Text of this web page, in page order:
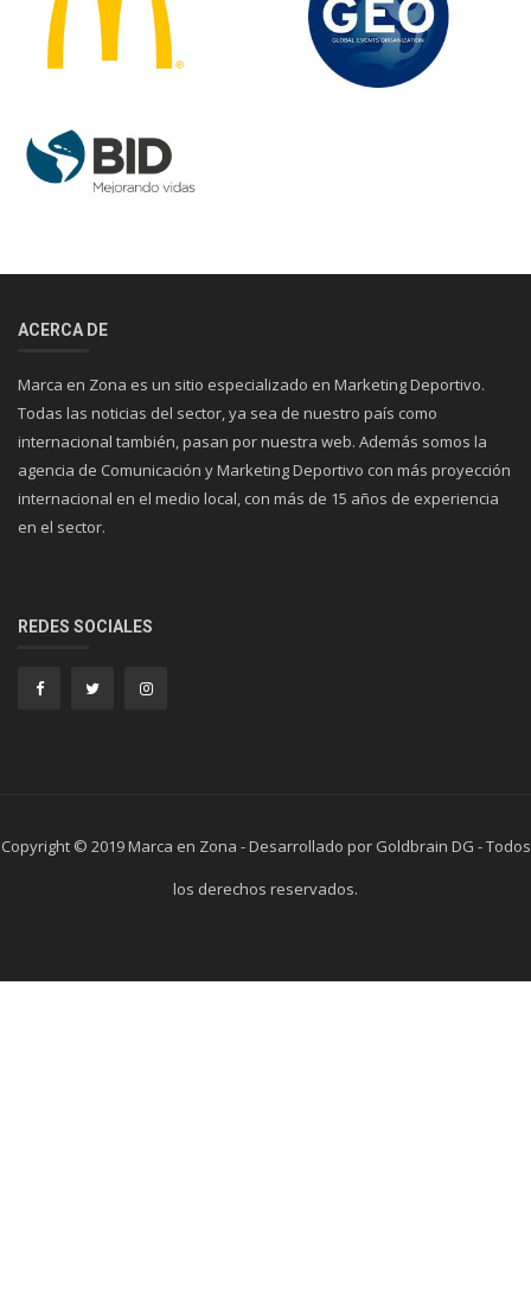
ACERCA DE
Marca en Zona es un sitio especializado en Marketing Deportivo.
Todas las noticias del sector, ya sea de nuestro país como
internacional también, pasan por nuestra web. Además somos la
agencia de Comunicación y Marketing Deportivo con más proyección
internacional en el medio local, con más de 15 años de experiencia
en el sector.
REDES SOCIALES
Copyright © 2019 Marca en Zona - Desarrollado por Goldbrain DG - Todos
los derechos reservados.